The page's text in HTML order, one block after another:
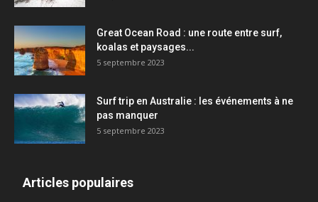
Great Ocean Road : une route entre surf,
koalas et paysages...
5 septembre 2023
Surf trip en Australie : les événements à ne
pas manquer
5 septembre 2023
Articles populaires